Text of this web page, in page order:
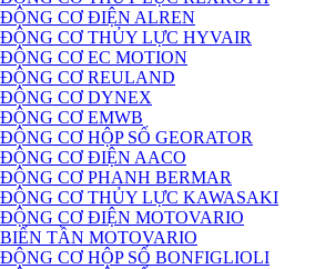
ĐỘNG CƠ ĐIỆN ALREN
ĐỘNG CƠ THỦY LỰC HYVAIR
ĐỘNG CƠ EC MOTION
ĐỘNG CƠ REULAND
ĐỘNG CƠ DYNEX
ĐỘNG CƠ EMWB
ĐỘNG CƠ HỘP SỐ GEORATOR
ĐỘNG CƠ ĐIỆN AACO
ĐỘNG CƠ PHANH BERMAR
ĐỘNG CƠ THỦY LỰC KAWASAKI
ĐỘNG CƠ ĐIỆN MOTOVARIO
BIẾN TẦN MOTOVARIO
ĐỘNG CƠ HỘP SỐ BONFIGLIOLI